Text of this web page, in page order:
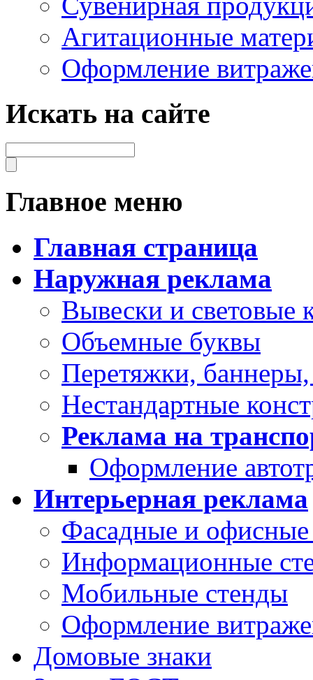
Агитационные
Оформление
Искать на сайте
Главное меню
Главная страница
Наружная реклама
Вывески и световые
Объемные буквы
Перетяжки,
Нестандартные
Реклама на
Оформление
Интерьерная реклама
Фасадные и офисные
Информационные
Мобильные стенды
Оформление
Домовые знаки